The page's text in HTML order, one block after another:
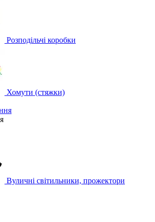
Розподільчі коробки
Хомути (стяжки)
Вуличні світильники, прожектори